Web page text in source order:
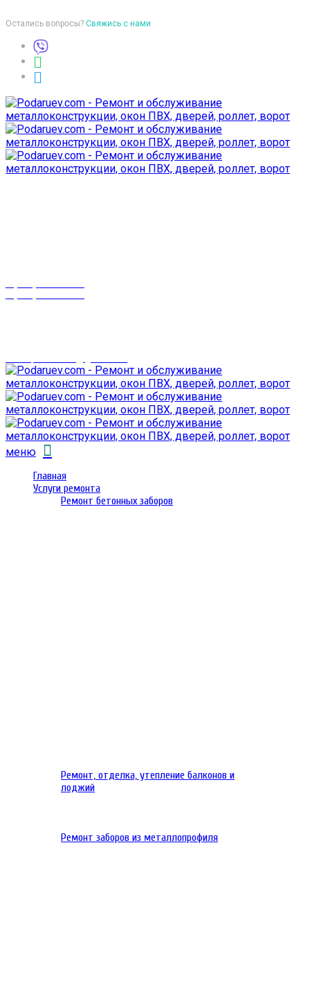
Остались вопросы? Свяжись с нами
меню
Главная
Услуги ремонта
Ремонт бетонных заборов
Ремонт, отделка, утепление балконов и
лоджий
Ремонт заборов из металлопрофиля